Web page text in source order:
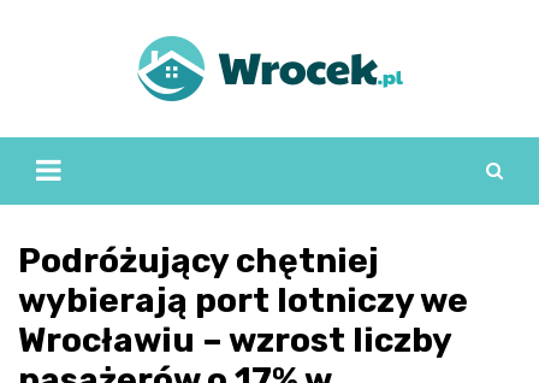
Podróżujący chętniej
wybierają port lotniczy we
Wrocławiu – wzrost liczby